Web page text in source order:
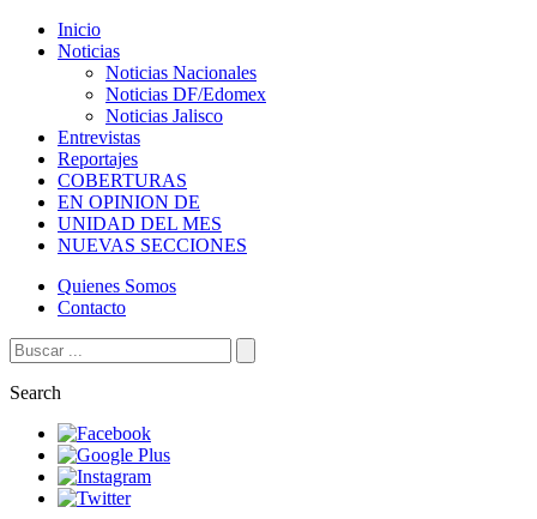
Inicio
Noticias
Noticias Nacionales
Noticias DF/Edomex
Noticias Jalisco
Entrevistas
Reportajes
COBERTURAS
EN OPINION DE
UNIDAD DEL MES
NUEVAS SECCIONES
Quienes Somos
Contacto
Search